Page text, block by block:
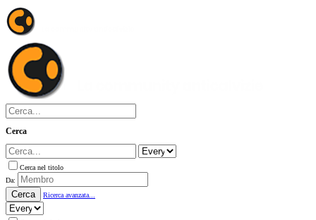
Cerca
Cerca nel titolo
Da:
Cerca Ricerca avanzata...